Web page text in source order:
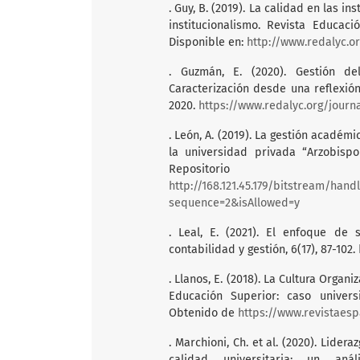
. Guy, B. (2019). La calidad en las
institucionalismo. Revista
Disponible en: http://
. Guzmán, E. (2020). Gestión
Caracterización desde una
2020. https://www.redalyc.org/
. León, A. (2019). La gestión
la universidad privada
http://168.121.45.179/bitstream/
sequence=2&isAllowed=y
. Leal, E. (2021). El enfoque de
contabilidad y gestión, 6(17), 87-102.
. Llanos, E. (2018). La Cultura
Educación Superior: caso
Obtenido de https://
. Marchioni, Ch. et al. (2020).